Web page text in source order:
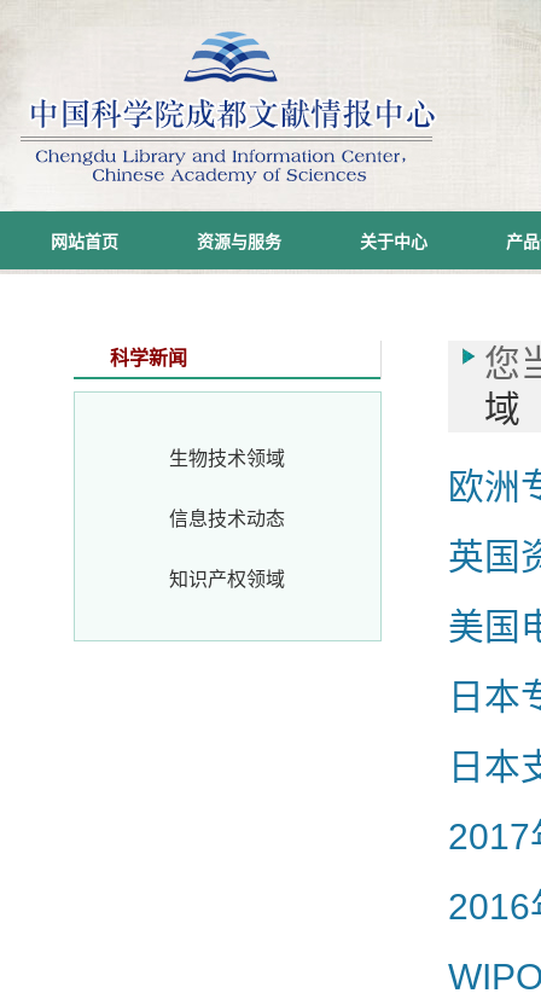
网站首页 资源与服务 关于中心 产
科学新闻
生物技术领域
信息技术动态
知识产权领域
您
域
欧洲
英国
美国
日本
日本
2017